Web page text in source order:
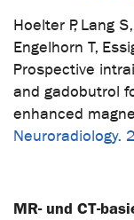
Hoelter P, Lang
Engelhorn T,
Prospective
and gadobutrol
enhanced
Neuroradiology.
MR- und CT-